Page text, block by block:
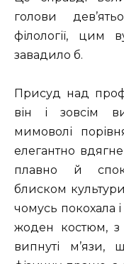
голови
філології, цим
завадило б.
Присуд над
він і зовсім
мимоволі
елегантно
плавно й
блиском
чомусь покохала
жоден костюм,
випнуті м’язи,